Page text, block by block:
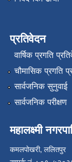
प्रतिवेदन
वार्षिक प्रगति
चौमासिक प्रगति
सार्वजनिक सुनुवाई
सार्वजनिक परीक्षण
महालक्ष्मी
कमलपोखरी, ललितपुर